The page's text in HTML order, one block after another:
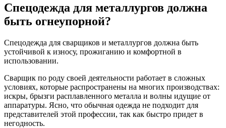
Спецодежда для металлургов должна
быть огнеупорной?
Спецодежда для сварщиков и металлургов должна быть
устойчивой к износу, прожиганию и комфортной в
использовании.
Сварщик по роду своей деятельности работает в сложных
условиях, которые распространены на многих производствах:
искры, брызги расплавленного металла и волны идущие от
аппаратуры. Ясно, что обычная одежда не подходит для
представителей этой профессии, так как быстро придет в
негодность.